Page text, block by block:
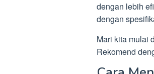
dengan lebih
dengan
Mari kita mulai
Rekomend